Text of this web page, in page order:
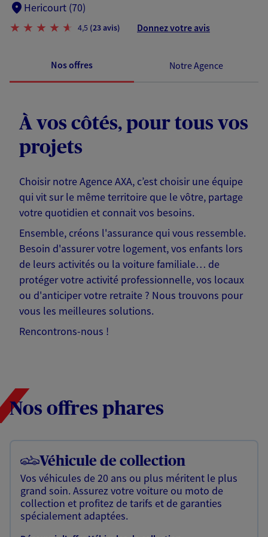
Hericourt (70)
4,5 (23 avis) Donnez votre avis
Nos offres Notre Agence
À vos côtés, pour tous vos
projets
Choisir notre Agence AXA, c’est choisir une équipe
qui vit sur le même territoire que le vôtre, partage
votre quotidien et connait vos besoins.
Ensemble, créons l'assurance qui vous ressemble.
Besoin d'assurer votre logement, vos enfants lors
de leurs activités ou la voiture familiale… de
protéger votre activité professionnelle, vos locaux
ou d'anticiper votre retraite ? Nous trouvons pour
vous les meilleures solutions.
Rencontrons-nous !
Nos offres phares
Véhicule de collection
Vos véhicules de 20 ans ou plus méritent le plus
grand soin. Assurez votre voiture ou moto de
collection et profitez de tarifs et de garanties
spécialement adaptées.